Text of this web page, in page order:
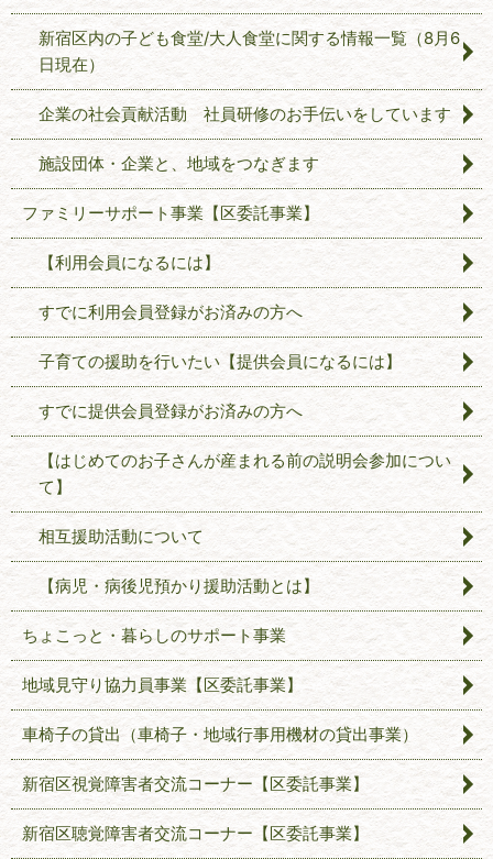
新宿区内の子ども食堂/大人食堂に関する情報一覧（8月6
日現在）
企業の社会貢献活動 社員研修のお手伝いをしています
施設団体・企業と、地域をつなぎます
ファミリーサポート事業【区委託事業】
【利用会員になるには】
すでに利用会員登録がお済みの方へ
子育ての援助を行いたい【提供会員になるには】
すでに提供会員登録がお済みの方へ
【はじめてのお子さんが産まれる前の説明会参加につい
て】
相互援助活動について
【病児・病後児預かり援助活動とは】
ちょこっと・暮らしのサポート事業
地域見守り協力員事業【区委託事業】
車椅子の貸出（車椅子・地域行事用機材の貸出事業）
新宿区視覚障害者交流コーナー【区委託事業】
新宿区聴覚障害者交流コーナー【区委託事業】